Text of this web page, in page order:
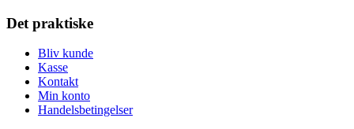
Det praktiske
Bliv kunde
Kasse
Kontakt
Min konto
Handelsbetingelser